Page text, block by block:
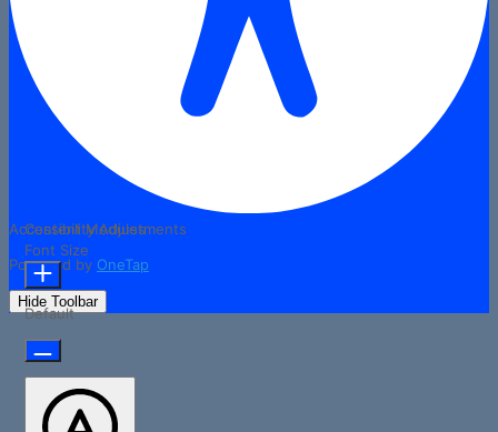
Accessibility Adjustments
Powered by OneTap
Hide Toolbar
Content Modules
Font Size
Default